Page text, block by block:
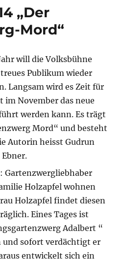
„Der
Mord“
will die Volksbühne
Publikum wieder
Langsam wird es Zeit für
im November das neue
werden kann. Es trägt
Mord“ und besteht
Autorin heisst Gudrun
Ebner.
Gartenzwergliebhaber
Holzapfel wohnen
Holzapfel findet diesen
Eines Tages ist
Adalbert “
und sofort verdächtigt er
entwickelt sich ein